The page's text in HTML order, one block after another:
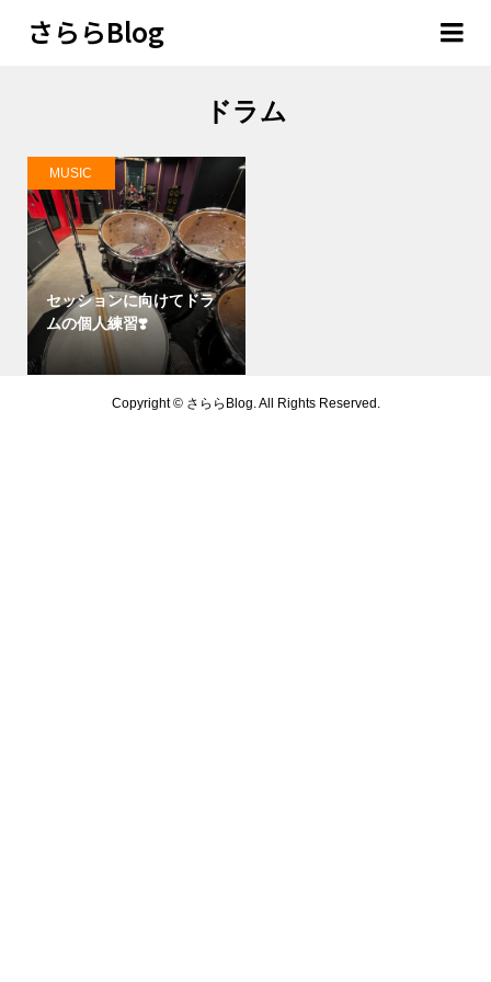
さららBlog
ドラム
セッションに向けてドラ
ムの個人練習❣️
MUSIC
Copyright ©さららBlog. All Rights Reserved.